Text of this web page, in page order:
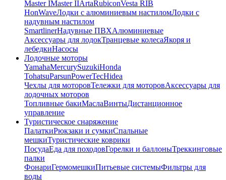
Master IMaster IIArtaRubiconVesta RIB
HonWaveЛодки с алюминиевым настиломЛодки с
надувным настилом
SmartlinerНадувные ПВХАлюминиевые
Аксессуары для лодокТранцевые колесаЯкоря и
лебедкиНасосы
Лодочные моторы
YamahaMercurySuzukiHonda
TohatsuParsunPowerTecHidea
Чехлы для моторовТележки для моторовАксессуары для
лодочных моторов
Топливные бакиМаслаВинтыДистанционное
управление
Туристическое снаряжение
ПалаткиРюкзаки и сумкиСпальные
мешкиТуристические коврики
ПосудаЕда для походовГорелки и баллоныТреккинговые
палки
ФонариГермомешкиПитьевые системыФильтры для
воды